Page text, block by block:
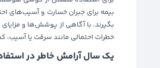
بیمه برای جبران خسارت و آسیب‌های
بگیرند. با آگاهی از پوشش‌ها و مزایای
خطرات احتمالی مانند سرقت یا آسیب،
یک سال آرامش خاطر در